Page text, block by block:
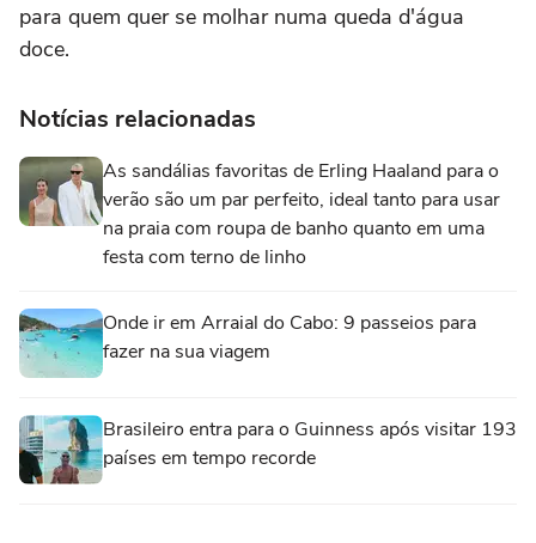
para quem quer se molhar numa queda d'água
doce.
Notícias relacionadas
As sandálias favoritas de Erling Haaland para o
verão são um par perfeito, ideal tanto para usar
na praia com roupa de banho quanto em uma
festa com terno de linho
Onde ir em Arraial do Cabo: 9 passeios para
fazer na sua viagem
Brasileiro entra para o Guinness após visitar 193
países em tempo recorde